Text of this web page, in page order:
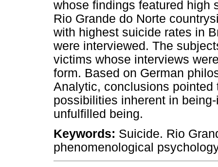
whose findings featured high
Rio Grande do Norte
with highest suicide rates in
were interviewed. The
victims whose interviews
form. Based on German
Analytic, conclusions
possibilities inherent in
unfulfilled being.
Keywords: Suicide. Rio
phenomenological